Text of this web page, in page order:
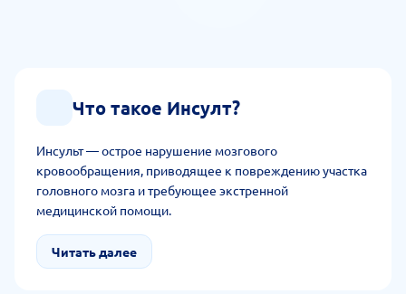
Что такое Инсулт?
Инсульт — острое нарушение мозгового
кровообращения, приводящее к повреждению участка
головного мозга и требующее экстренной
медицинской помощи.
Читать далее